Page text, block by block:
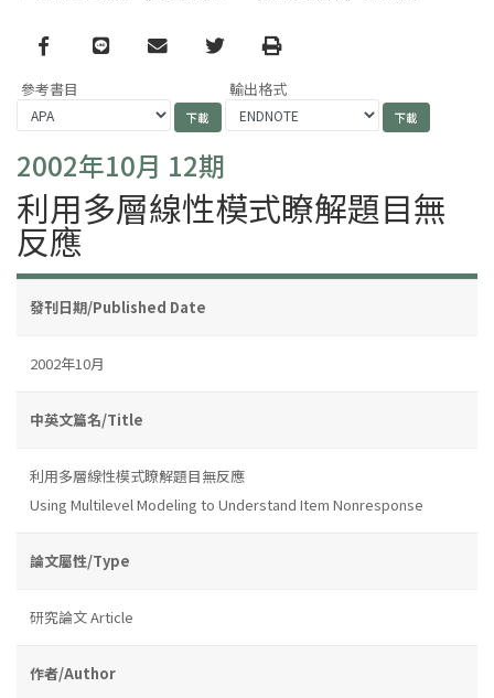
Facebook
line email TwitterPrint
參考書目 輸出格式
2002年10月 12期
利用多層線性模式瞭解題目無
反應
發刊日期/Published Date
2002年10月
中英文篇名/Title
利用多層線性模式瞭解題目無反應
Using Multilevel Modeling to Understand Item Nonresponse
論文屬性/Type
研究論文 Article
作者/Author